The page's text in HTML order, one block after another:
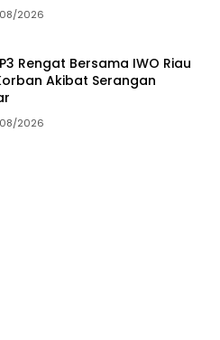
2026
Rengat Bersama IWO Riau
Akibat Serangan
2026